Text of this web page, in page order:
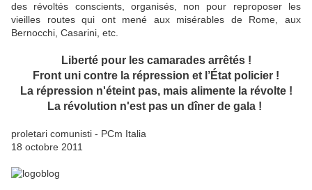
des révoltés conscients, organisés, non pour reproposer les
vieilles routes qui ont mené aux misérables de Rome, aux
Bernocchi, Casarini, etc.
Liberté pour les camarades arrêtés !
Front uni contre la répression et l’État policier !
La répression n'éteint pas, mais alimente la révolte !
La révolution n'est pas un dîner de gala !
proletari comunisti - PCm Italia
18 octobre 2011